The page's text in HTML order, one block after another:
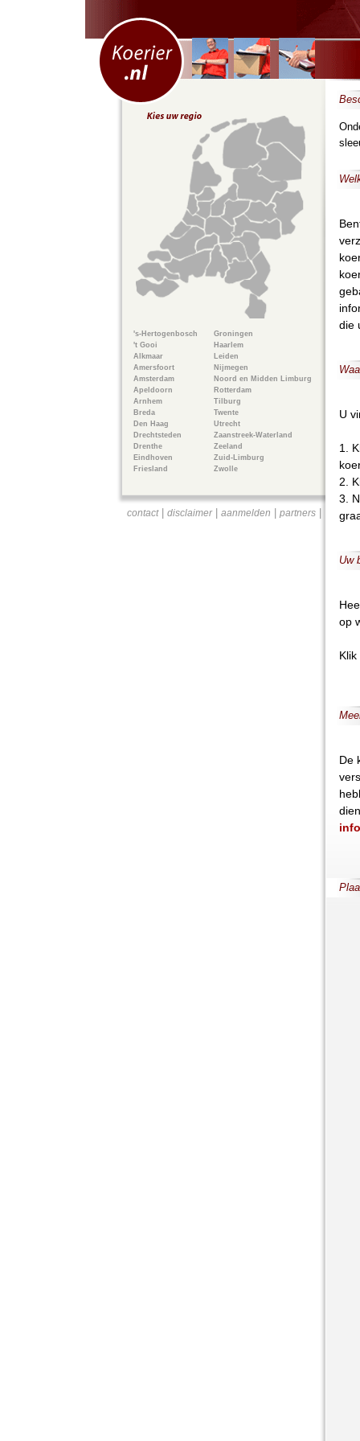
Groningen
Haarlem
Leiden
Nijmegen
Noord en Midden Limburg
Rotterdam
Tilburg
Twente
Utrecht
Zaanstreek-Waterland
Zeeland
Zuid-Limburg
Zwolle
's-Hertogenbosch
't Gooi
Alkmaar
Amersfoort
Amsterdam
Apeldoorn
Arnhem
Breda
Den Haag
Drechtsteden
Drenthe
Eindhoven
Friesland
contact| disclaimer| aanmelden partners|
die
U
1.
2.
3.
Uw
op
De